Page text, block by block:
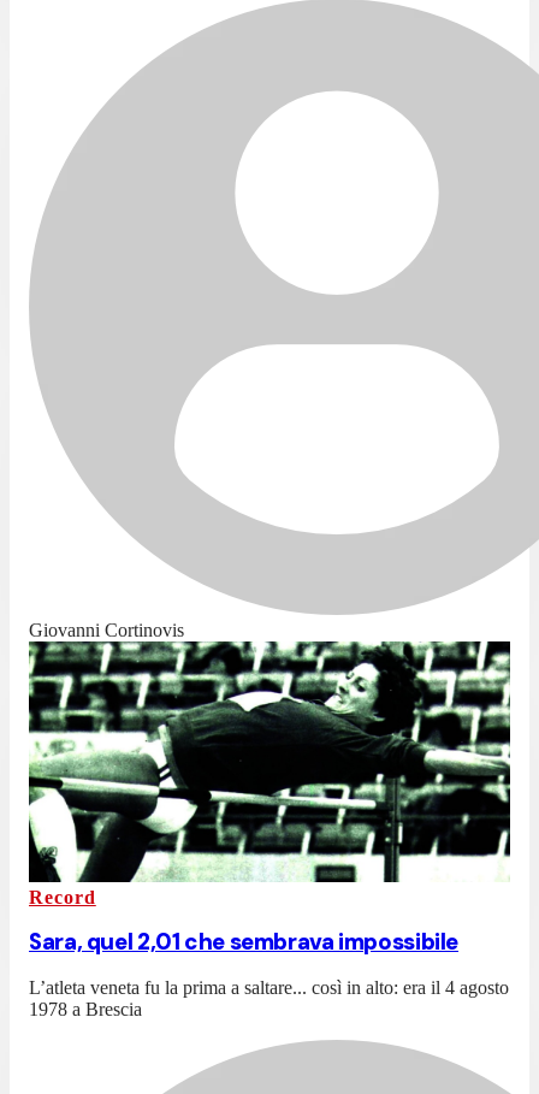
Giovanni Cortinovis
Record
Sara, quel 2,01 che sembrava impossibile
L’atleta veneta fu la prima a saltare... così in alto: era il 4 agosto
1978 a Brescia